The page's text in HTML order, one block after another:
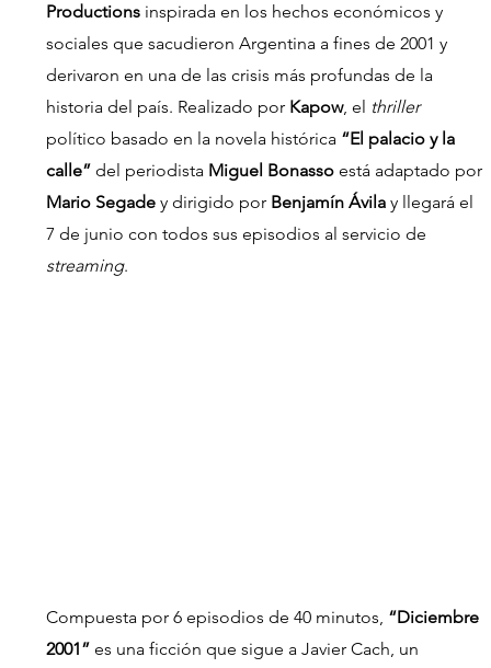
Productions inspirada en los hechos económicos y
sociales que sacudieron Argentina a fines de 2001 y
derivaron en una de las crisis más profundas de la
historia del país. Realizado por Kapow, el thriller
político basado en la novela histórica “El palacio y la
calle” del periodista Miguel Bonasso está adaptado por
Mario Segade y dirigido por Benjamín Ávila y llegará el
7 de junio con todos sus episodios al servicio de
streaming.
Compuesta por 6 episodios de 40 minutos, “Diciembre
2001” es una ficción que sigue a Javier Cach, un